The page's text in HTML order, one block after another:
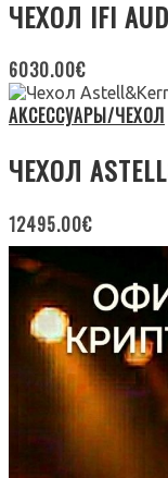
ЧЕХОЛ IFI
6030.00€
АКСЕССУАРЫ/ЧЕХОЛ
ЧЕХОЛ
12495.00€